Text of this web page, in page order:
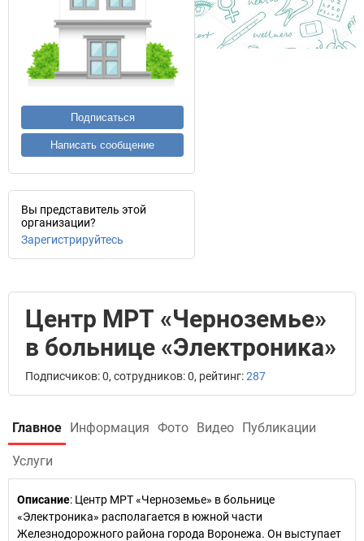
Подписаться
Написать сообщение
Вы представитель этой
организации?
Зарегистрируйтесь
Центр МРТ «Черноземье»
в больнице «Электроника»
Подписчиков: 0, сотрудников: 0, рейтинг:287
Главное Информация Фото Видео Публикации
Услуги
Описание: Центр МРТ «Черноземье» в больнице
«Электроника» располагается в южной части
Железнодорожного района города Воронежа. Он выступает